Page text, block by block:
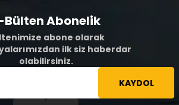
Bülten Abonelik
abone olarak
ilk siz haberdar
olabilirsiniz.
KAYDOL